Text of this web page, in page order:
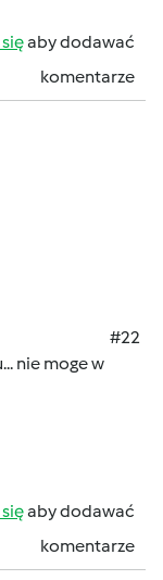
aby dodawać
komentarze
#22
nie moge w
aby dodawać
komentarze